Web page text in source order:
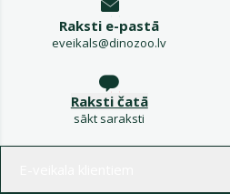
Raksti e-pastā
eveikals@dinozoo.lv
Raksti čatā
sākt saraksti